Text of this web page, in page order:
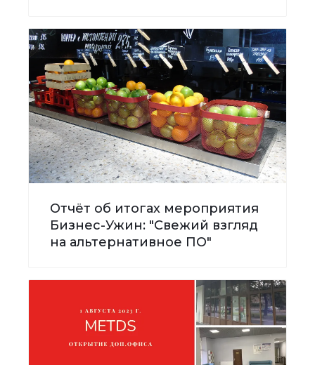
Отчёт об итогах мероприятия
Бизнес-Ужин: "Свежий взгляд
на альтернативное ПО"